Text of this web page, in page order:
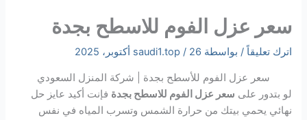
سعر عزل الفوم للاسطح بجدة
اترك تعليقاً / بواسطة saudi1.top / 26 أكتوبر، 2025
سعر عزل الفوم للأسطح بجدة | شركة المنزل السعودي
لو بتدور على سعر عزل الفوم للاسطح بجدة فإنت أكيد عايز حل
نهائي يحمي بيتك من حرارة الشمس وتسرب المياه في نفس